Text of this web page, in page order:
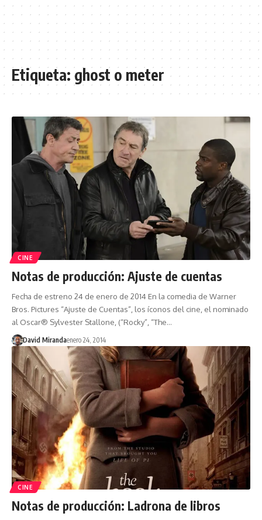
Etiqueta:ghost o meter
CINE
Notas de producción: Ajuste de cuentas
Fecha de estreno 24 de enero de 2014 En la comedia de Warner
Bros. Pictures “Ajuste de Cuentas”, los íconos del cine, el nominado
al Oscar® Sylvester Stallone, (“Rocky”, “The…
David Mirandaenero 24, 2014
CINE
Notas de producción: Ladrona de libros